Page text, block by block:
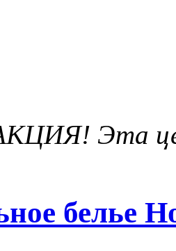
Эта
белье